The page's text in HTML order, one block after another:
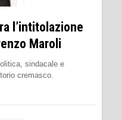
l’intitolazione
Maroli
sindacale e
cremasco.